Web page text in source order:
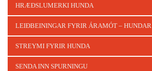
HRÆÐSLUMERKI HUNDA
LEIÐBEININGAR FYRIR ÁRAMÓT – HUNDAR
STREYMI FYRIR HUNDA
SENDA INN SPURNINGU